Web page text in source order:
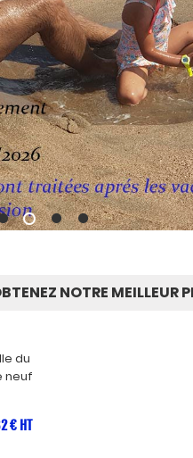
NOTRE MEILLEUR
du
neuf
€ HT